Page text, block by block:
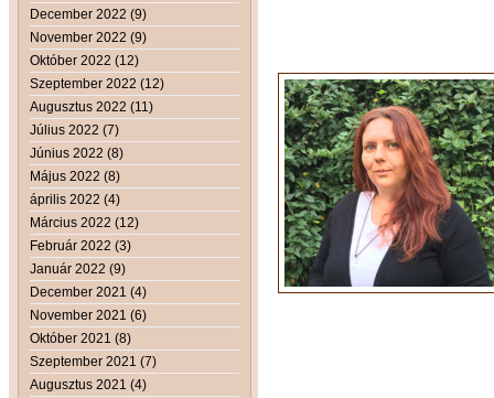
December 2022 (9)
November 2022 (9)
Október 2022 (12)
Szeptember 2022 (12)
Augusztus 2022 (11)
Július 2022 (7)
Június 2022 (8)
Május 2022 (8)
április 2022 (4)
Március 2022 (12)
Február 2022 (3)
Január 2022 (9)
December 2021 (4)
November 2021 (6)
Október 2021 (8)
Szeptember 2021 (7)
Augusztus 2021 (4)